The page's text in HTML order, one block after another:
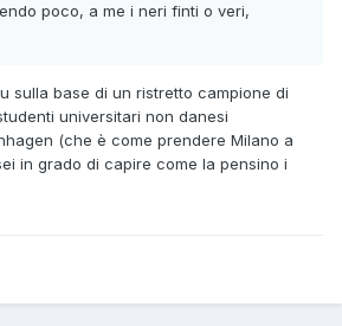
poco, a me i neri finti o veri,
sulla base di un ristretto campione di
universitari non danesi
(che è come prendere Milano a
in grado di capire come la pensino i